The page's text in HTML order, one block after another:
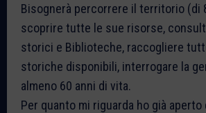
Bisognerà percorrere il territorio (di
scoprire tutte le sue risorse,
storici e Biblioteche, raccogliere
storiche disponibili, interrogare la
almeno 60 anni di vita.
Per quanto mi riguarda ho già aperto